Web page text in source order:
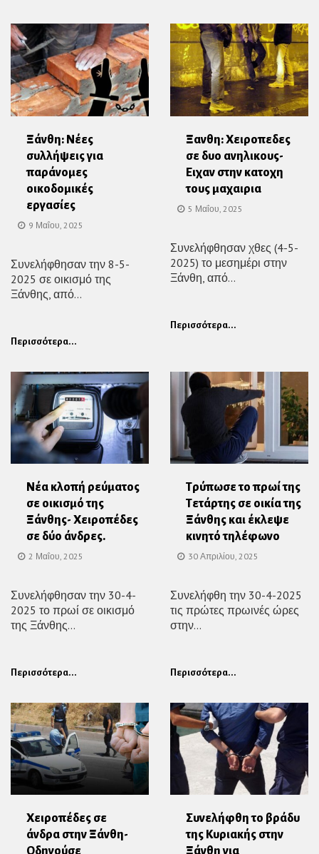
Ξάνθη: Νέες
συλλήψεις για
παράνομες
οικοδομικές
εργασίες
9 Μαΐου, 2025
Συνελήφθησαν την 8-5-
2025 σε οικισμό της
Ξάνθης, από...
Περισσότερα...
Ξανθη: Χειροπεδες
σε δυο ανηλικους-
Ειχαν στην κατοχη
τους μαχαιρια
5 Μαΐου, 2025
Συνελήφθησαν χθες (4-5-
2025) το μεσημέρι στην
Ξάνθη, από...
Περισσότερα...
Νέα κλοπή ρεύματος
σε οικισμό της
Ξάνθης- Χειροπέδες
σε δύο άνδρες.
2 Μαΐου, 2025
Συνελήφθησαν την 30-4-
2025 το πρωί σε οικισμό
της Ξάνθης...
Περισσότερα...
Τρύπωσε το πρωί της
Τετάρτης σε οικία της
Ξάνθης και έκλεψε
κινητό τηλέφωνο
30 Απριλίου, 2025
Συνελήφθη την 30-4-2025
τις πρώτες πρωινές ώρες
στην...
Περισσότερα...
Χειροπέδες σε
άνδρα στην Ξάνθη-
Οδηγούσε
Συνελήφθη το βράδυ
της Κυριακής στην
Ξάνθη για